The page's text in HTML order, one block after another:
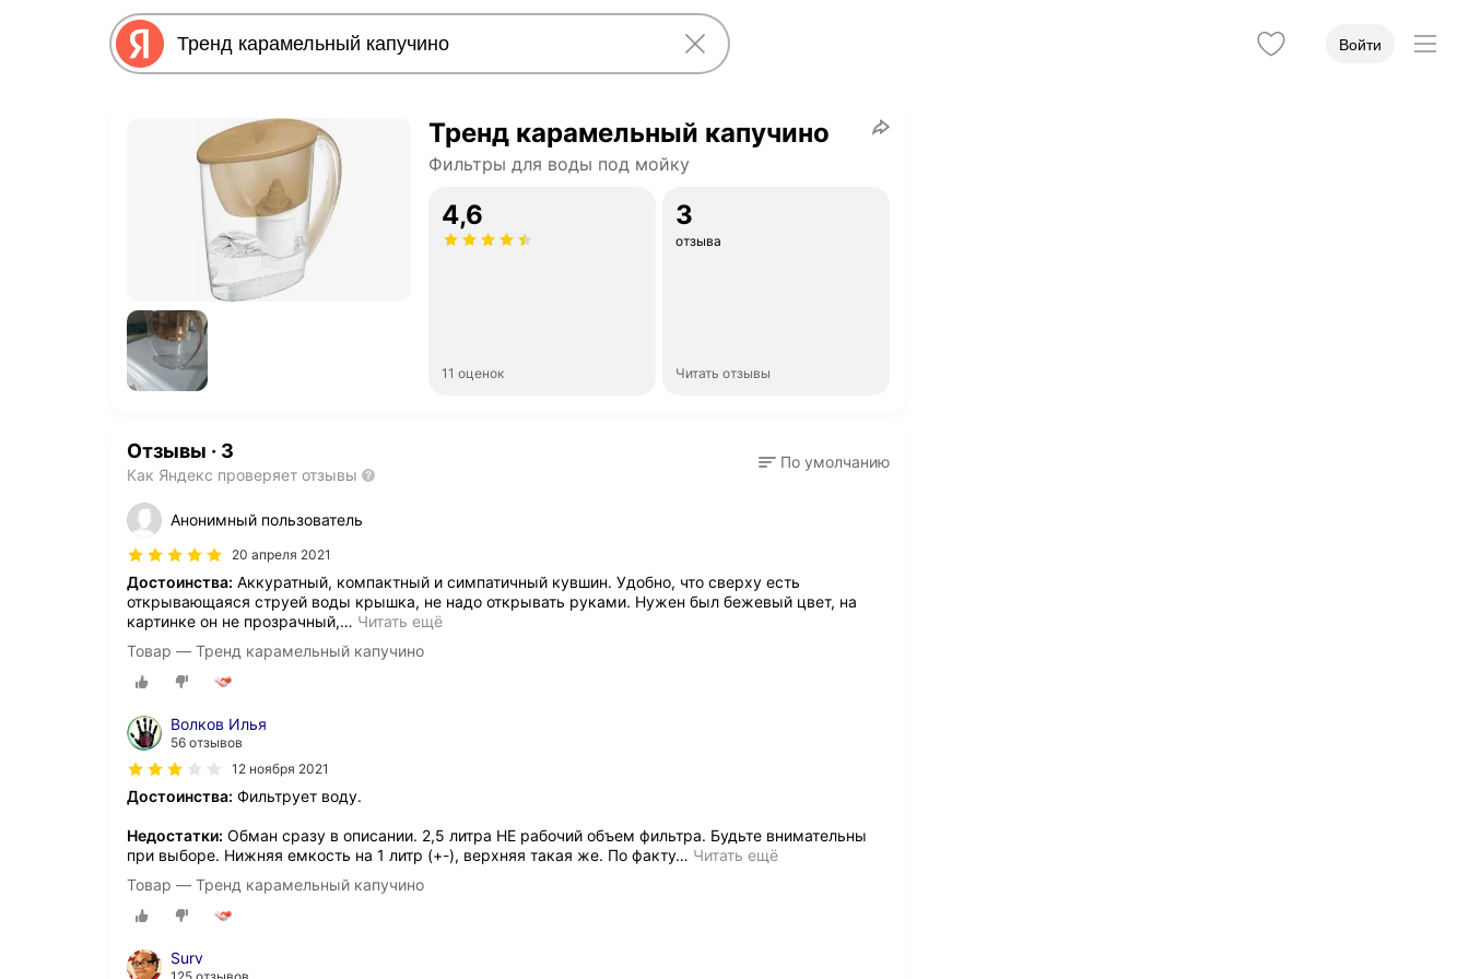
Войти
Тренд карамельный капучино
Фильтры для воды под мойку
4,6
11 оценок
3
отзыва
Читать отзывы
Отзывы · 3
Как Яндекс проверяет отзывы
По умолчанию
Анонимный пользователь
20 апреля 2021
Достоинства: Аккуратный, компактный и симпатичный кувшин. Удобно, что сверху есть
открывающаяся струей воды крышка, не надо открывать руками. Нужен был бежевый цвет, на
картинке он не прозрачный,… Читать ещё
Товар — Тренд карамельный капучино
Волков Илья
56 отзывов
12 ноября 2021
Достоинства: Фильтрует воду.
Недостатки: Обман сразу в описании. 2,5 литра НЕ рабочий объем фильтра. Будьте внимательны
при выборе. Нижняя емкость на 1 литр (+-), верхняя такая же. По факту… Читать ещё
Товар — Тренд карамельный капучино
Surv